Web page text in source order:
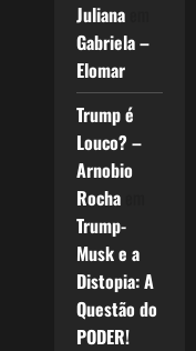
Julianaem
Gabriela –
Elomar
Trump é
Louco? –
Arnobio
Rochaem
Trump-
Musk e a
Distopia: A
Questão do
PODER!